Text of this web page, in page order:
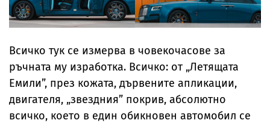
Всичко тук се измерва в човекочасове за
ръчната му изработка. Всичко: от „Летящата
Емили”, през кожата, дървените апликации,
двигателя, „звездния” покрив, абсолютно
всичко, което в един обикновен автомобил се